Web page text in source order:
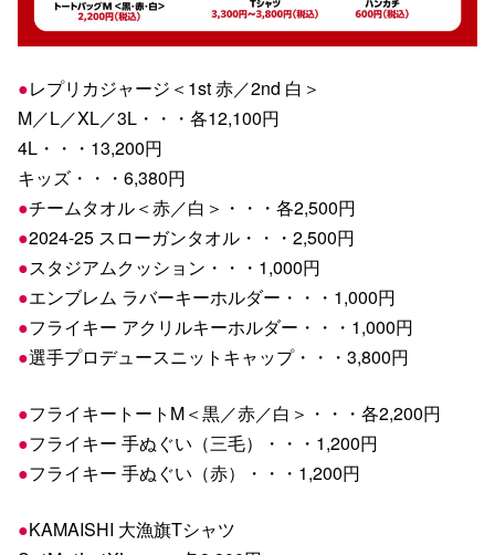
●レプリカジャージ＜1st 赤／2nd 白＞
M／L／XL／3L・・・各12,100円
4L・・・13,200円
キッズ・・・6,380円
●チームタオル＜赤／白＞・・・各2,500円
●2024-25 スローガンタオル・・・2,500円
●スタジアムクッション・・・1,000円
●エンブレム ラバーキーホルダー・・・1,000円
●フライキー アクリルキーホルダー・・・1,000円
●選手プロデュースニットキャップ・・・3,800円
●フライキートートM＜黒／赤／白＞・・・各2,200円
●フライキー 手ぬぐい（三毛）・・・1,200円
●フライキー 手ぬぐい（赤）・・・1,200円
●KAMAISHI 大漁旗Tシャツ